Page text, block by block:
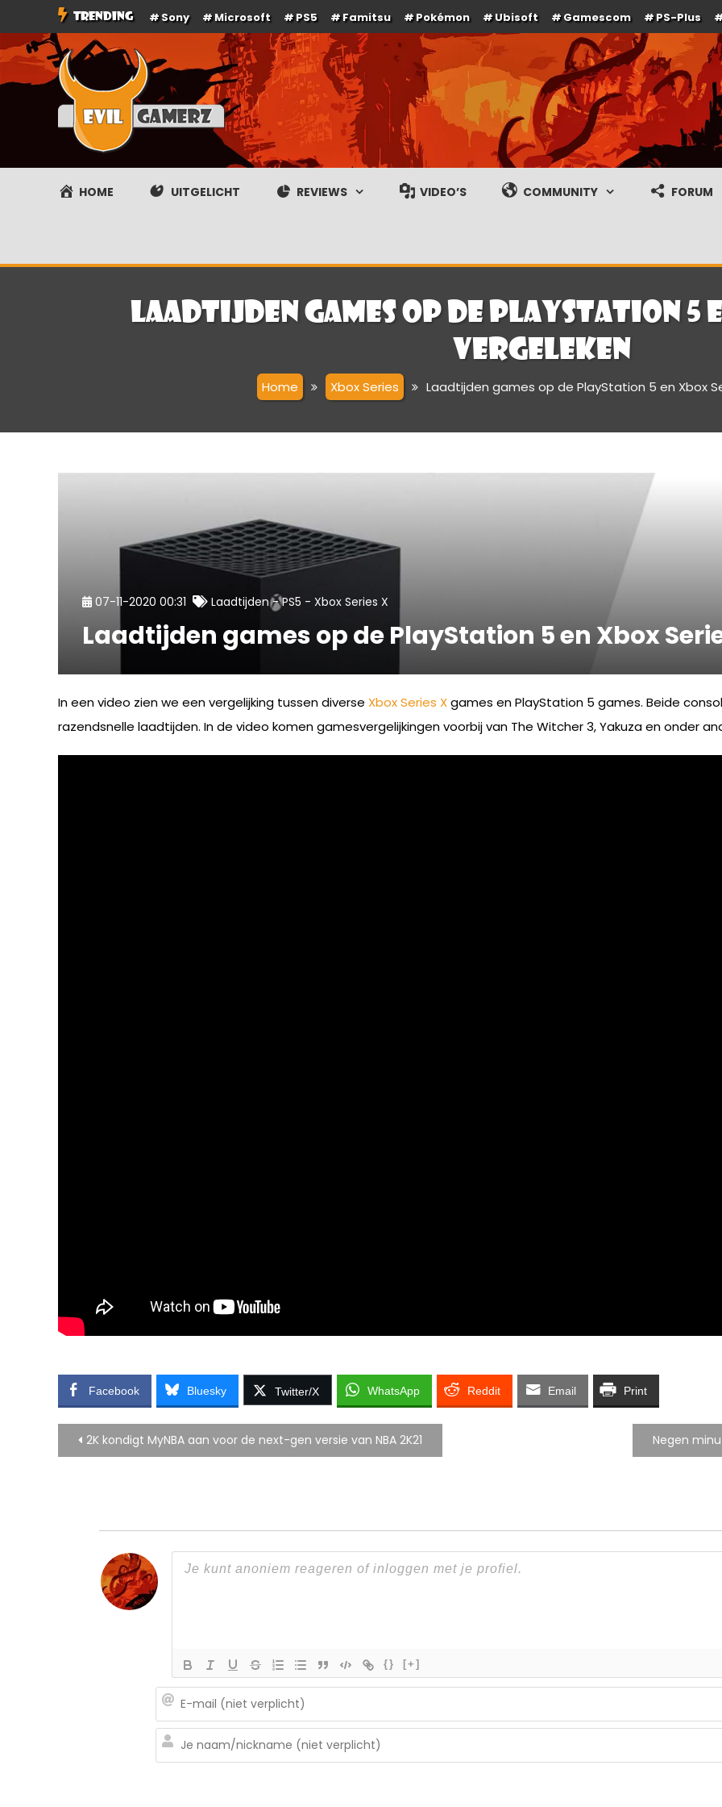
naar
de
TRENDING Sony Microsoft PS5 Famitsu Pokémon Ubisoft Gamescom PS-Plus
Evilgamerz
Het meest interessante game nieuws, reviews, coverage en gameplay streams
HOME UITGELICHT REVIEWS VIDEO’S COMMUNITY FORUM
Laadtijden games op de PlayStation 5
vergeleken
Home Xbox Series Laadtijden games op de PlayStation 5 en Xbox
07-11-2020 00:31 Laadtijden-PS5 - Xbox Series X
Laadtijden games op de PlayStation 5 en Xbox
In een video zien we een vergelijking tussen diverse Xbox Series Xgames en PlayStation 5 games. Beide
razendsnelle laadtijden. In de video komen gamesvergelijkingen voorbij van The Witcher 3, Yakuza en onder
Facebook Bluesky Twitter/X WhatsApp Reddit Email Print
Bericht
2K kondigt MyNBA aan voor de next-gen versie van NBA 2K21 Negen
{} [+]